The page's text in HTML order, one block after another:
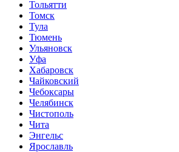
Тольятти
Томск
Тула
Тюмень
Ульяновск
Уфа
Хабаровск
Чайковский
Чебоксары
Челябинск
Чистополь
Чита
Энгельс
Ярославль